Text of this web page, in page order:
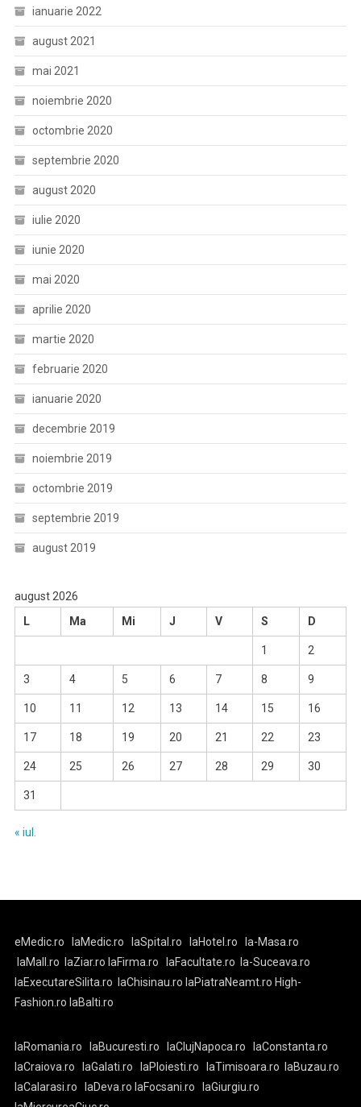
ianuarie 2022
august 2021
mai 2021
noiembrie 2020
octombrie 2020
septembrie 2020
august 2020
iulie 2020
iunie 2020
mai 2020
aprilie 2020
martie 2020
februarie 2020
ianuarie 2020
decembrie 2019
noiembrie 2019
octombrie 2019
septembrie 2019
august 2019
august 2026
L
Ma Mi J V S D
1 2
3 4 5 6 7 8 9
10 11 12 13 14 15 16
17 18 19 20 21 22 23
24 25 26 27 28 29 30
31
« iul.
eMedic.ro laMedic.ro laSpital.ro laHotel.ro
la-Masa.ro
laMall.ro
laZiar.ro laFirma.ro laFacultate.ro
la-Suceava.ro
laExecutareSilita.ro
laChisinau.ro laPiatraNeamt.ro High-
Fashion.ro laBalti.ro
laRomania.ro laBucuresti.ro laClujNapoca.ro
laConstanta.ro
laCraiova.ro
laGalati.ro laPloiesti.ro laTimisoara.ro
laBuzau.ro
laCalarasi.ro
laDeva.ro laFocsani.ro
laGiurgiu.ro